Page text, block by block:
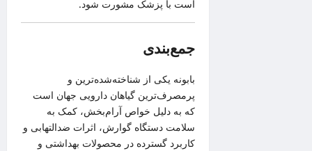
است با پزشک مشورت شود.
جمع‌بندی
بابونه یکی از شناخته‌شده‌ترین و
پرمصرف‌ترین گیاهان دارویی جهان است
که به دلیل خواص آرام‌بخش، کمک به
سلامت دستگاه گوارش، اثرات ضدالتهابی و
کاربرد گسترده در محصولات بهداشتی و